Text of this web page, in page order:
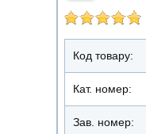
Код товару:
Кат. номер:
Зав. номер: